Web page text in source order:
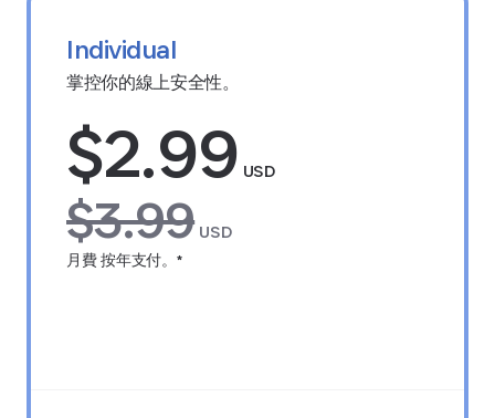
Individual
掌控你的線上安全性。
$2.99 USD
$3.99 USD
月費 按年支付。*